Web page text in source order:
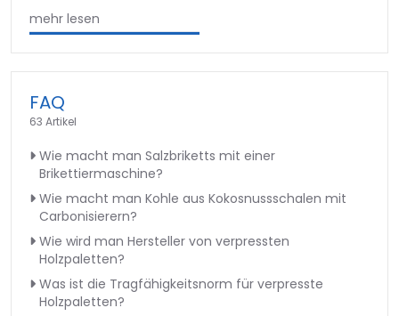
mehr lesen
FAQ
63 Artikel
Wie macht man Salzbriketts mit einer
Brikettiermaschine?
Wie macht man Kohle aus Kokosnussschalen mit
Carbonisierern?
Wie wird man Hersteller von verpressten
Holzpaletten?
Was ist die Tragfähigkeitsnorm für verpresste
Holzpaletten?